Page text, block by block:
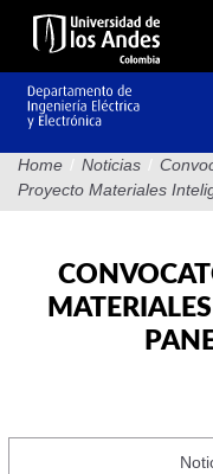
Pasar
contenido
principal
Home / Noticias /
Proyecto Materiales